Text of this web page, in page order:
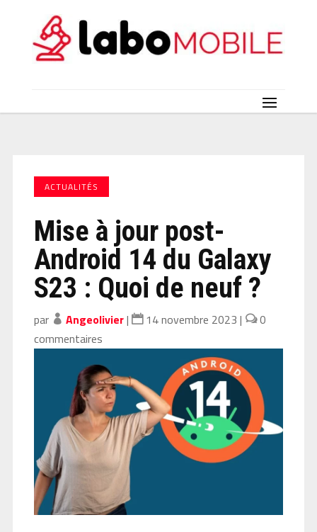
ACTUALITÉS
Mise à jour post-
Android 14 du Galaxy
S23 : Quoi de neuf ?
par Angeolivier| 14 novembre 2023 |
0
commentaires